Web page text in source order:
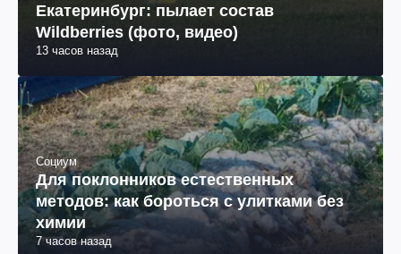
Екатеринбург: пылает состав
Wildberries (фото, видео)
13 часов назад
Социум
Для поклонников естественных
методов: как бороться с улитками без
химии
7 часов назад